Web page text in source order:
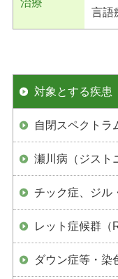
言語
対象とする疾患
自閉スペクトラ
瀬川病（ジスト
チック症、ジル
レット症候群（
ダウン症等・染